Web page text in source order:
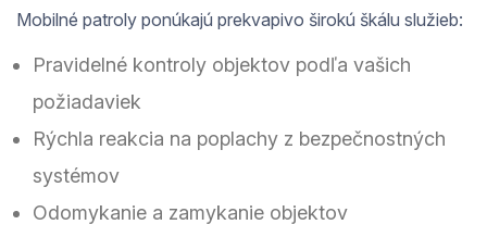
Mobilné patroly ponúkajú prekvapivo širokú škálu služieb:
Pravidelné kontroly objektov podľa vašich
požiadaviek
Rýchla reakcia na poplachy z bezpečnostných
systémov
Odomykanie a zamykanie objektov